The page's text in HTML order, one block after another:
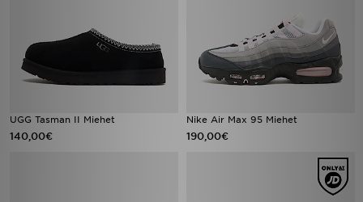
UGG Tasman II Miehet
140,00€
Nike Air Max 95 Miehet
190,00€